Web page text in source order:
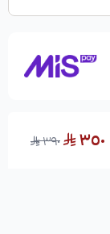
٣٥٠ ٣٩٠